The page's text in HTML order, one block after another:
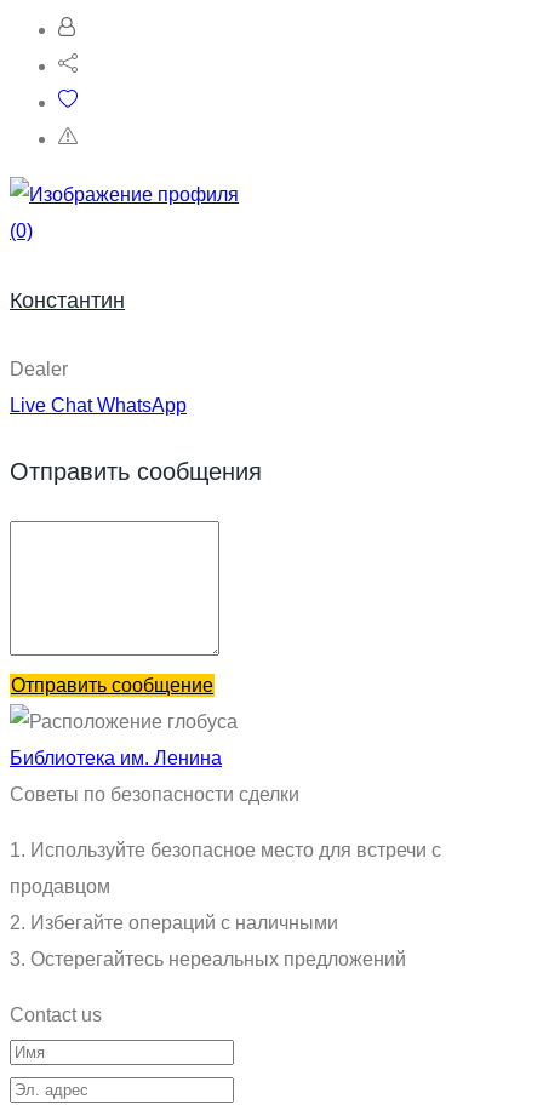
(0)
Константин
Dealer
Live Chat WhatsApp
Отправить сообщения
Отправить сообщение
Библиотека им. Ленина
Советы по безопасности сделки
1. Используйте безопасное место для встречи с
продавцом
2. Избегайте операций с наличными
3. Остерегайтесь нереальных предложений
Contact us